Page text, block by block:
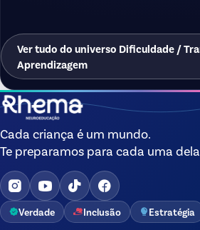
Ver tudo do universo Dificuldade /
Aprendizagem
Cada criança é um mundo.
Te preparamos para cada uma
Verdade Inclusão Estratégia